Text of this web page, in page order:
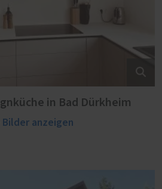
in Bad Dürkheim
anzeigen